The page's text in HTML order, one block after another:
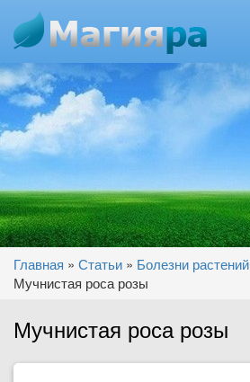
Перейти к основному содержанию
Вы здесь
Главная » Статьи » Болезни растений
Мучнистая роса розы
Мучнистая роса розы